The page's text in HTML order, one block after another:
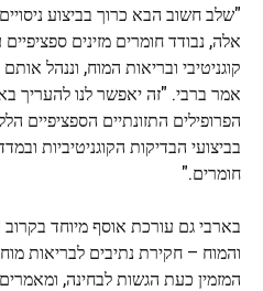
"שלב חשוב הבא כרוך בביצוע
אלה, נבודד חומרים מזינים
קוגניטיבי ובריאות המוח, וננהל
אמר ברבי. "זה יאפשר לנו להעריך
הפרופילים התזונתיים הספציפיים
בביצועי הבדיקות הקוגניטיביות
חומרים."
בארבי גם עורכת אוסף מיוחד
והמוח – חקירת נתיבים לבריאות
המזמין כעת הגשות לבחינה,